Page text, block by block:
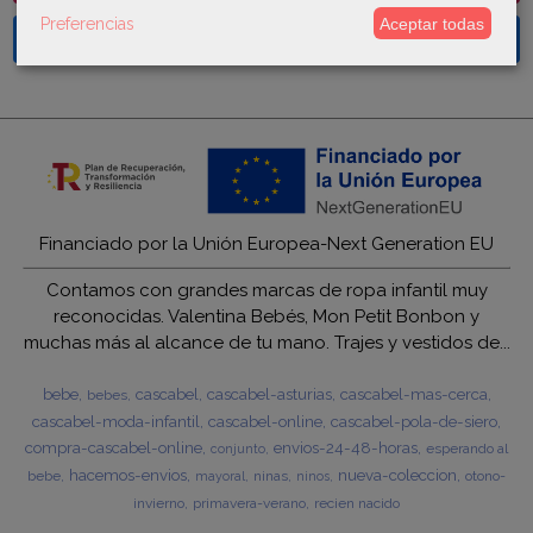
Financiado por la Unión Europea-Next Generation EU
Contamos con grandes marcas de ropa infantil muy
reconocidas. Valentina Bebés, Mon Petit Bonbon y
muchas más al alcance de tu mano. Trajes y vestidos de...
bebe bebes cascabel cascabel-asturias cascabel-mas-cerca
cascabel-moda-infantil cascabel-online cascabel-pola-de-siero
compra-cascabel-online conjunto envios-24-48-horas esperando al
bebe hacemos-envios mayoral ninas ninos nueva-coleccion otono-
invierno primavera-verano recien nacido
Preferencias Aceptar todas